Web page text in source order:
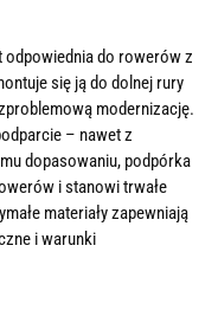
do rowerów z
się ją do dolnej rury
modernizację.
– nawet z
dopasowaniu, podpórka
i stanowi trwałe
materiały zapewniają
i warunki